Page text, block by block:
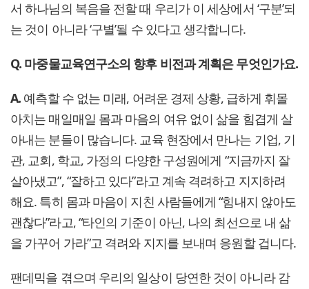
서 하나님의 복음을 전할 때 우리가 이 세상에서 ‘구분’되
는 것이 아니라 ‘구별’될 수 있다고 생각합니다.
Q. 마중물교육연구소의 향후 비전과 계획은 무엇인가요.
A. 예측할 수 없는 미래, 어려운 경제 상황, 급하게 휘몰
아치는 매일매일 몸과 마음의 여유 없이 삶을 힘겹게 살
아내는 분들이 많습니다. 교육 현장에서 만나는 기업, 기
관, 교회, 학교, 가정의 다양한 구성원에게 “지금까지 잘
살아냈고”, “잘하고 있다”라고 계속 격려하고 지지하려
해요. 특히 몸과 마음이 지친 사람들에게 “힘내지 않아도
괜찮다”라고, “타인의 기준이 아닌, 나의 최선으로 내 삶
을 가꾸어 가라”고 격려와 지지를 보내며 응원할 겁니다.
팬데믹을 겪으며 우리의 일상이 당연한 것이 아니라 감